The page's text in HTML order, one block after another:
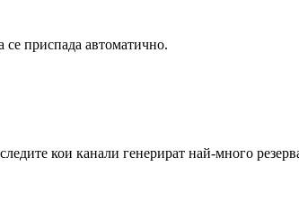
се приспада автоматично.
кои канали генерират най-много